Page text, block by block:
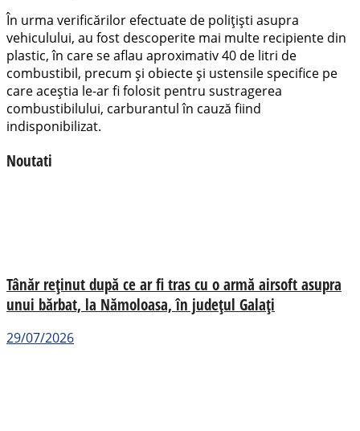
În urma verificărilor efectuate de polițiști asupra
vehiculului, au fost descoperite mai multe recipiente din
plastic, în care se aflau aproximativ 40 de litri de
combustibil, precum și obiecte și ustensile specifice pe
care aceștia le-ar fi folosit pentru sustragerea
combustibilului, carburantul în cauză fiind
indisponibilizat.
Noutati
Tânăr reținut după ce ar fi tras cu o armă airsoft asupra
unui bărbat, la Nămoloasa, în județul Galați
29/07/2026